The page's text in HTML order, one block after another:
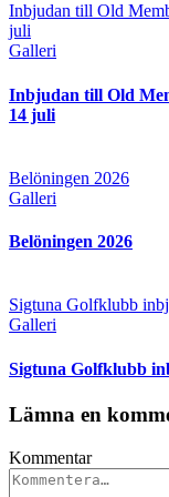
Inbjudan till Old
juli
Galleri
Inbjudan till Old
14 juli
Belöningen 2026
Galleri
Belöningen 2026
Sigtuna Golfklubb
Galleri
Sigtuna Golfklubb
Lämna en
Kommentar